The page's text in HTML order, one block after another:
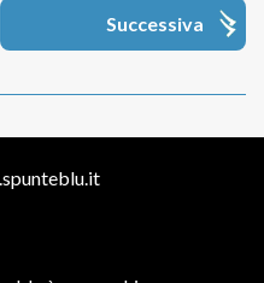
Successiva